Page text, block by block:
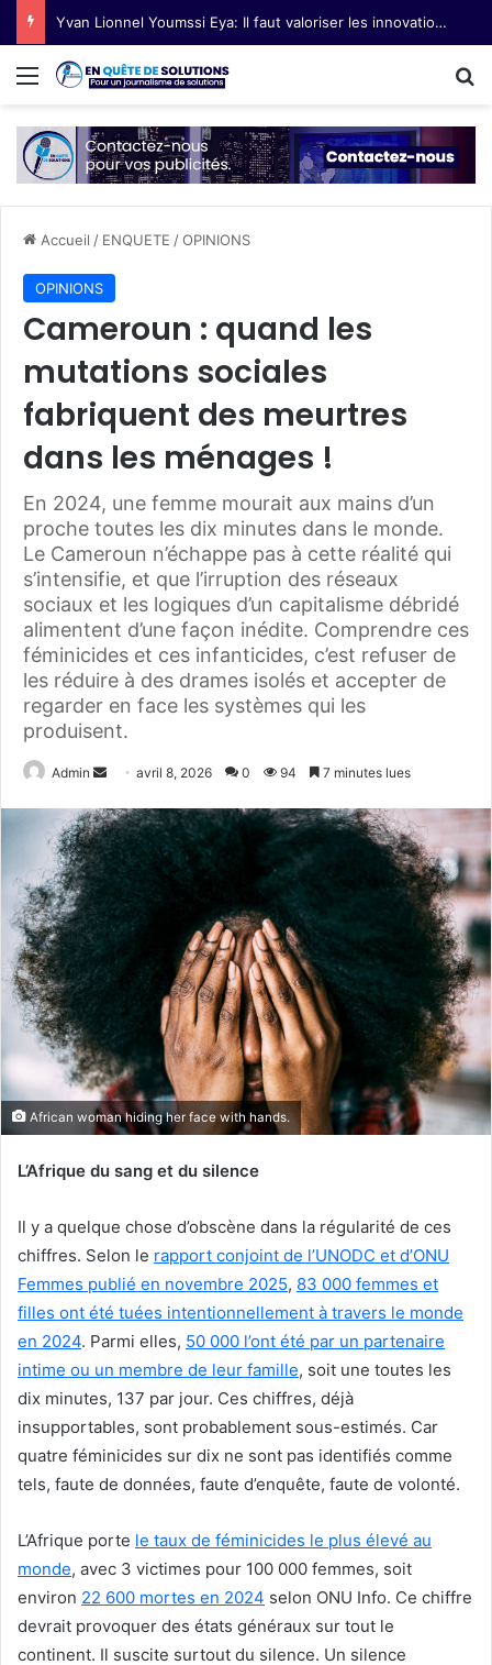
Yvan Lionnel Youmssi Eya: Il faut valoriser les innovations technologiques paysannes
Menu
Accueil / ENQUETE /OPINIONS
OPINIONS
Cameroun : quand les
mutations sociales
fabriquent des meurtres
dans les ménages !
En 2024, une femme mourait aux mains d’un
proche toutes les dix minutes dans le monde.
Le Cameroun n’échappe pas à cette réalité qui
s’intensifie, et que l’irruption des réseaux
sociaux et les logiques d’un capitalisme débridé
alimentent d’une façon inédite. Comprendre ces
féminicides et ces infanticides, c’est refuser de
les réduire à des drames isolés et accepter de
regarder en face les systèmes qui les
produisent.
Admin
v
o
e
n
o
u
r
r
e
avril 8, 2026 0 94 7 minutes lues
African woman hiding her face with hands.
L’Afrique du sang et du silence
Il y a quelque chose d’obscène dans la régularité de ces
chiffres. Selon le rapport conjoint de l’UNODC et d’ONU
Femmes publié en novembre 2025, 83 000 femmes et
filles ont été tuées intentionnellement à travers le monde
en 2024. Parmi elles, 50 000 l’ont été par un partenaire
intime ou un membre de leur famille, soit une toutes les
dix minutes, 137 par jour. Ces chiffres, déjà
insupportables, sont probablement sous-estimés. Car
quatre féminicides sur dix ne sont pas identifiés comme
tels, faute de données, faute d’enquête, faute de volonté.
L’Afrique porte le taux de féminicides le plus élevé au
monde, avec 3 victimes pour 100 000 femmes, soit
environ 22 600 mortes en 2024 selon ONU Info. Ce chiffre
devrait provoquer des états généraux sur tout le
continent. Il suscite surtout du silence. Un silence